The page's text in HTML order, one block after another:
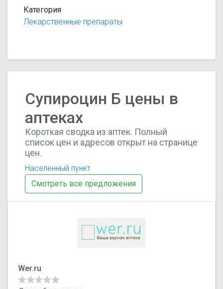
Категория
Лекарственные препараты
Супироцин Б цены в
аптеках
Короткая сводка из аптек. Полный
список цен и адресов открыт на странице
цен.
Населенный пункт
Смотреть все предложения
Wer.ru